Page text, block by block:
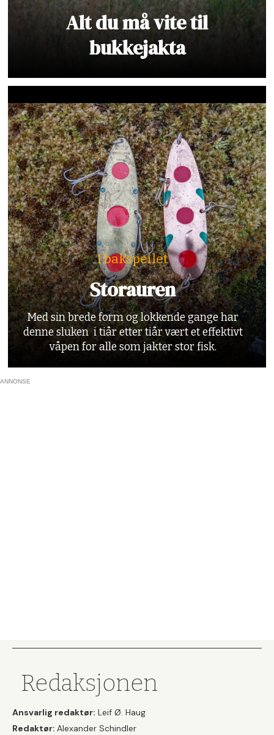
Alt du må vite til
bukkejakta
I bakspeilet
Storauren
Med sin brede form og lokkende gange har
denne sluken i tiår etter tiår vært et effektivt
våpen for alle som jakter stor fisk.
ANNONSE
Redaksjonen
Ansvarlig redaktør: Leif Ø. Haug
Redaktør: Alexander Schindler